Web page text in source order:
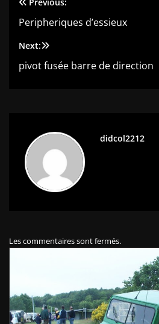
Navigation
de
l’article
Peripheriques d’essieux
Next:
pivot fusée barre de direction
didcol2212
Les commentaires sont fermés.